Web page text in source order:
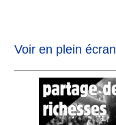
Voir en plein écran